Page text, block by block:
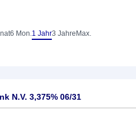
6 Mon.1 Jahr3 Jahre Max.
N.V. 3,375% 06/31